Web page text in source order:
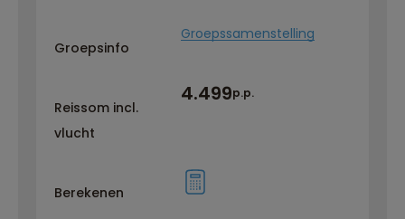
Groepsinfo
Groepssamenstelling
Reissom incl.
vlucht
4.499p.p.
Berekenen